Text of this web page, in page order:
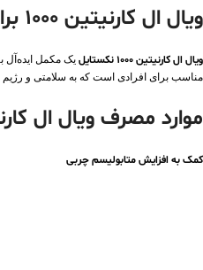
ویال ال کارنیتین 1000 برای چیست
ویال ال کارنیتین 1000 نکستایل
مناسب برای افرادی است که به سلامتی و رژیم
موارد مصرف ویال ال کارنیتین
کمک به افزایش متابولیسم چربی